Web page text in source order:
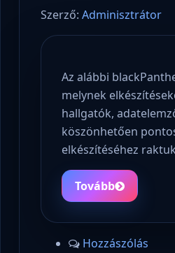
Szerző: Adminisztrátor
Az alábbi
melynek
hallgatók,
köszönhetően
elkészítéséhez
Tovább
Hozzászólás